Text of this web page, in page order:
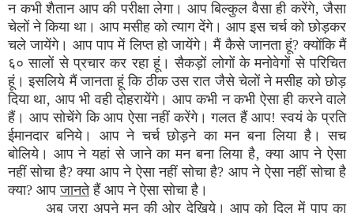
न कभी शैतान आप की परीक्षा लेगा। आप बिल्कुल वैसा ही करेंगे‚ जैसा
चेलों ने किया था। आप मसीह को त्याग देंगे। आप इस चर्च को छोड़कर
चले जायेंगे। आप पाप में लिप्त हो जायेंगे। मैं कैसे जानता हूं? क्योंकि मैं
६० सालों से प्रचार कर रहा हूं। सैकड़ों लोगों के मनोवेगों से परिचित
हूं। इसलिये मैं जानता हूं कि ठीक उस रात जैसे चेलों ने मसीह को छोड़
दिया था‚ आप भी वही दोहरायेंगे। आप कभी न कभी ऐसा ही करने वाले
हैं। आप सोचेंगे कि आप ऐसा नहीं करेंगे। गलत हैं आप! स्वयं के प्रति
ईमानदार बनिये। आप ने चर्च छोड़ने का मन बना लिया है। सच
बोलिये। आप ने यहां से जाने का मन बना लिया है‚ क्या आप ने ऐसा
नहीं सोचा है? क्या आप ने ऐसा नहीं सोचा है? आप ने ऐसा नहीं सोचा है
क्या? आपजानतेहैं आप ने ऐसा सोचा है।
अब जरा अपने मन की ओर देखिये। आप को दिल में पाप का